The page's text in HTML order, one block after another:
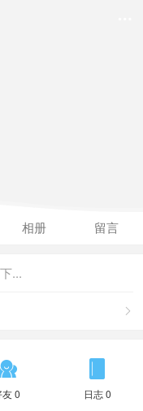
相册 留言
...

0

日志 0